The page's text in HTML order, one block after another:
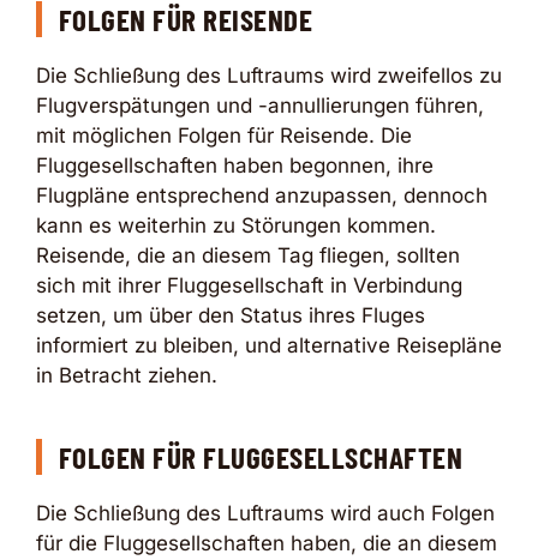
FOLGEN FÜR REISENDE
Die Schließung des Luftraums wird zweifellos zu
Flugverspätungen und -annullierungen führen,
mit möglichen Folgen für Reisende. Die
Fluggesellschaften haben begonnen, ihre
Flugpläne entsprechend anzupassen, dennoch
kann es weiterhin zu Störungen kommen.
Reisende, die an diesem Tag fliegen, sollten
sich mit ihrer Fluggesellschaft in Verbindung
setzen, um über den Status ihres Fluges
informiert zu bleiben, und alternative Reisepläne
in Betracht ziehen.
FOLGEN FÜR FLUGGESELLSCHAFTEN
Die Schließung des Luftraums wird auch Folgen
für die Fluggesellschaften haben, die an diesem